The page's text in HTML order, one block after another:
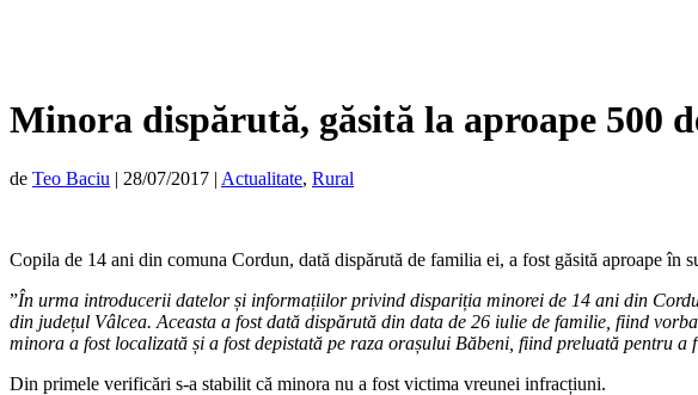
Minora dispărută, găsită la aproape 500
de Teo Baciu | 28/07/2017 | Actualitate, Rural
Copila de 14 ani din comuna Cordun, dată dispărută de familia ei, a fost găsită aproape în
”În urma introducerii datelor și informațiilor privind dispariția minorei de 14 ani din
din județul Vâlcea. Aceasta a fost dată dispărută din data de 26 iulie de familie, fiind
minora a fost localizată și a fost depistată pe raza orașului Băbeni, fiind preluată pentru a
Din primele verificări s-a stabilit că minora nu a fost victima vreunei infracțiuni.